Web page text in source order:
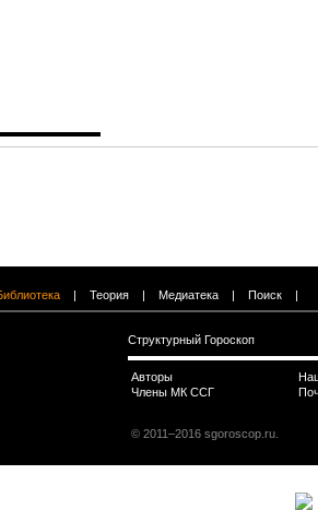
| Теория | Медиатека | Поиск |
Структурный Гороскоп
Авторы
Члены МК ССГ
© 2011–2016 sgoroscop.ru.